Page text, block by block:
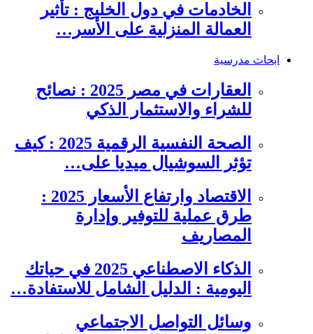
الخادمات في دول الخليج : تأثير
العمالة المنزلية على الأسر…
ابحاث مدرسية
العقارات في مصر 2025 : نصائح
للشراء والاستثمار الذكي
الصحة النفسية الرقمية 2025 : كيف
تؤثر السوشيال ميديا على…
الاقتصاد وارتفاع الأسعار 2025 :
طرق عملية للتوفير وإدارة
المصاريف
الذكاء الاصطناعي 2025 في حياتك
اليومية : الدليل الشامل للاستفادة…
وسائل التواصل الاجتماعي